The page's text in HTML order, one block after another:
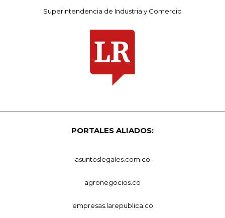
Superintendencia de Industria y Comercio
PORTALES ALIADOS:
asuntoslegales.com.co
agronegocios.co
empresas.larepublica.co